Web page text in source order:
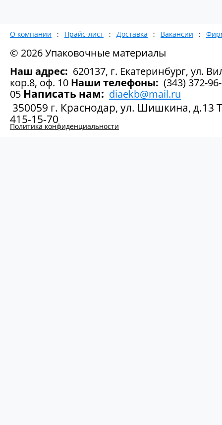
О компании Прайс-лист Доставка Вакансии
© 2026 Упаковочные материалы
Наш адрес: 620137, г. Екатеринбург, ул.
кор.8, оф. 10 Наши телефоны: (343) 372-
05 Написать нам: diaekb@mail.ru
350059 г. Краснодар, ул. Шишкина, д.13
415-15-70
Политика конфиденциальности